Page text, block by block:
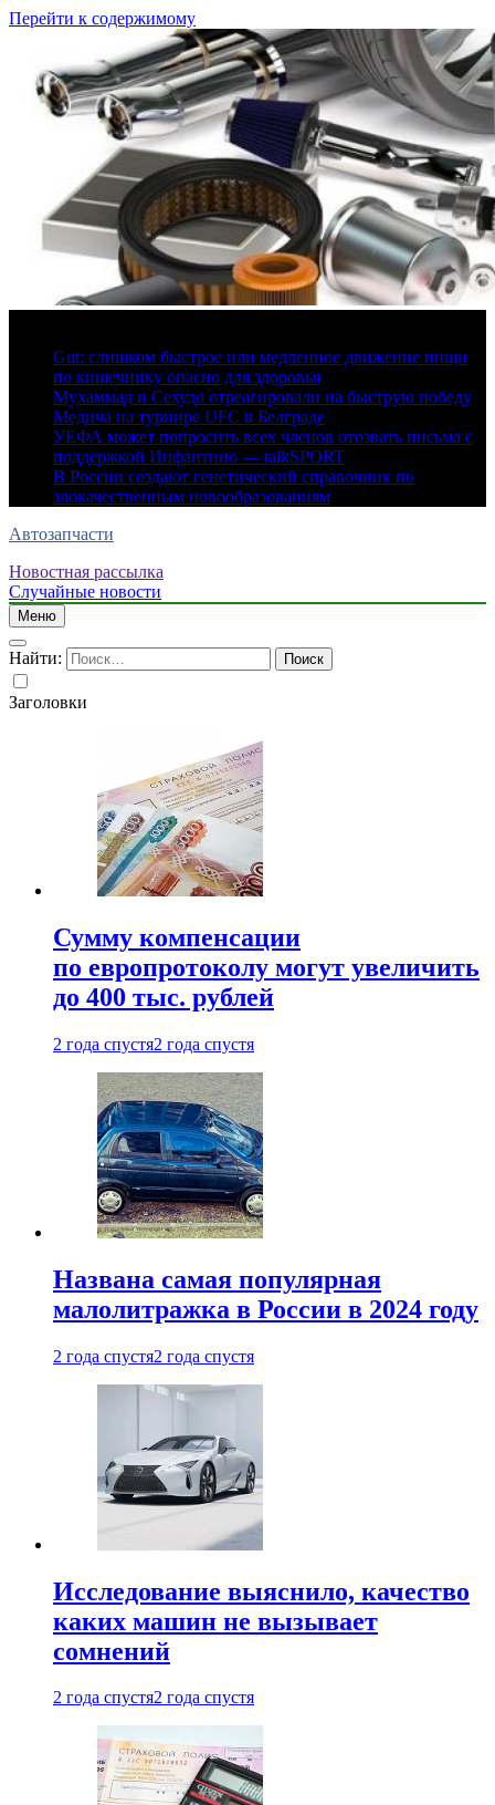
Перейти к содержимому
Gut: слишком быстрое или медленное движение пищи
по кишечнику опасно для здоровья
Мухаммад и Сехудо отреагировали на быструю победу
Медича на турнире UFC в Белграде
УЕФА может попросить всех членов отозвать письма с
поддержкой Инфантино — talkSPORT
В России создают генетический справочник по
злокачественным новообразованиям
Автозапчасти
Новостная рассылка
Случайные новости
Меню
Найти:
Заголовки
Сумму компенсации
по европротоколу могут увеличить
до 400 тыс. рублей
2 года спустя2 года спустя
Названа самая популярная
малолитражка в России в 2024 году
2 года спустя2 года спустя
Исследование выяснило, качество
каких машин не вызывает
сомнений
2 года спустя2 года спустя